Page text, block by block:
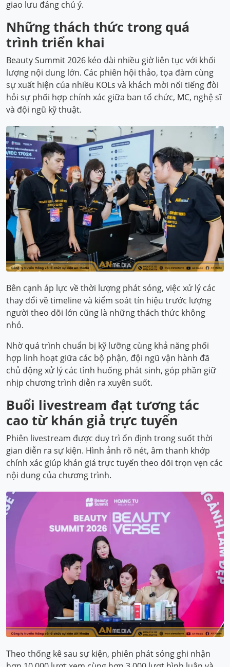
giao lưu đáng chú ý.
Những thách thức trong quá
trình triển khai
Beauty Summit 2026 kéo dài nhiều giờ liên tục với khối
lượng nội dung lớn. Các phiên hội thảo, tọa đàm cùng
sự xuất hiện của nhiều KOLs và khách mời nổi tiếng đòi
hỏi sự phối hợp chính xác giữa ban tổ chức, MC, nghệ sĩ
và đội ngũ kỹ thuật.
Bên cạnh áp lực về thời lượng phát sóng, việc xử lý các
thay đổi về timeline và kiểm soát tín hiệu trước lượng
người theo dõi lớn cũng là những thách thức không
nhỏ.
Nhờ quá trình chuẩn bị kỹ lưỡng cùng khả năng phối
hợp linh hoạt giữa các bộ phận, đội ngũ vận hành đã
chủ động xử lý các tình huống phát sinh, góp phần giữ
nhịp chương trình diễn ra xuyên suốt.
Buổi livestream đạt tương tác
cao từ khán giả trực tuyến
Phiên livestream được duy trì ổn định trong suốt thời
gian diễn ra sự kiện. Hình ảnh rõ nét, âm thanh khớp
chính xác giúp khán giả trực tuyến theo dõi trọn vẹn các
nội dung của chương trình.
Theo thống kê sau sự kiện, phiên phát sóng ghi nhận